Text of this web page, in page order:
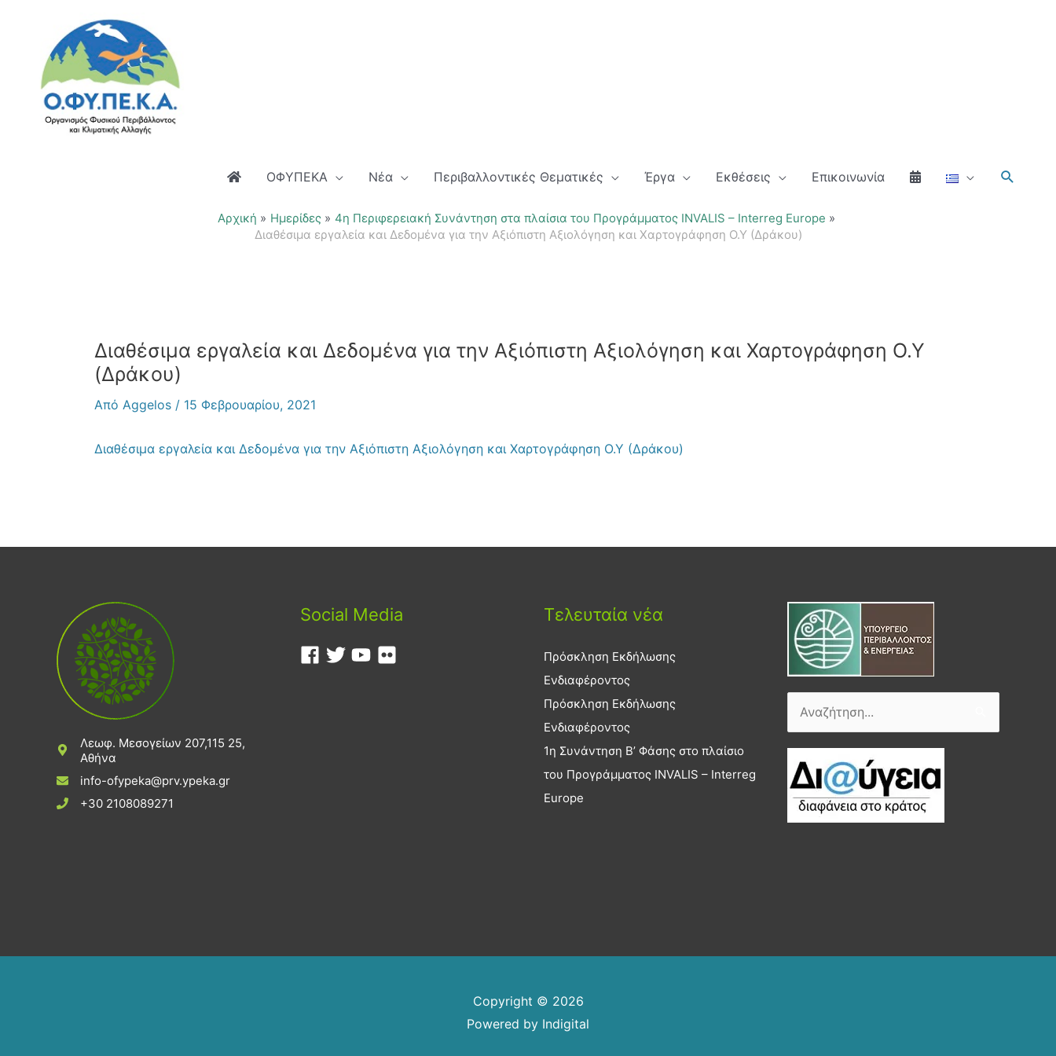
περιεχόμενο
ΟΦΥΠΕΚΑ Νέα Περιβαλλοντικές Θεματικές Έργα Εκθέσεις Επικοινωνία
Αρχική Ημερίδες
4η Περιφερειακή Συνάντηση στα πλαίσια του Προγράμματος INVALIS – Interreg Europe
Διαθέσιμα εργαλεία και Δεδομένα για την Αξιόπιστη Αξιολόγηση και Χαρτογράφηση Ο.Υ (Δράκου)
Διαθέσιμα εργαλεία και Δεδομένα για την Αξιόπιστη Αξιολόγηση και Χαρτογράφηση Ο.Υ
(Δράκου)
Από Aggelos / 15 Φεβρουαρίου, 2021
Διαθέσιμα εργαλεία και Δεδομένα για την Αξιόπιστη Αξιολόγηση και Χαρτογράφηση Ο.Υ (Δράκου)
Λεωφ. Μεσογείων 207,115 25,
Αθήνα
info-ofypeka@prv.ypeka.gr
+30 2108089271
Social Media Τελευταία νέα
Πρόσκληση Εκδήλωσης
Ενδιαφέροντος
Πρόσκληση Εκδήλωσης
Ενδιαφέροντος
1η Συνάντηση Β’ Φάσης στο πλαίσιο
του Προγράμματος INVALIS – Interreg
Europe
Αναζήτηση
Copyright © 2026
Powered by Indigital